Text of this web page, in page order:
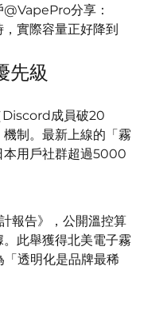
@VapePro分享：
，實際容量正好降到
先級​​
Discord成員破20
制。最新上線的「霧
本用戶社群超過5000
報告》，公開溫控算
此舉獲得北美電子霧
透明化是品牌最稀